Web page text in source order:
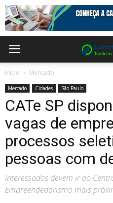
Inicio Mercado
Mercado Cidades São Paulo
CATe SP
vagas de
processos
pessoas com
Interessados devem ir ao
Empreendedorismo mais